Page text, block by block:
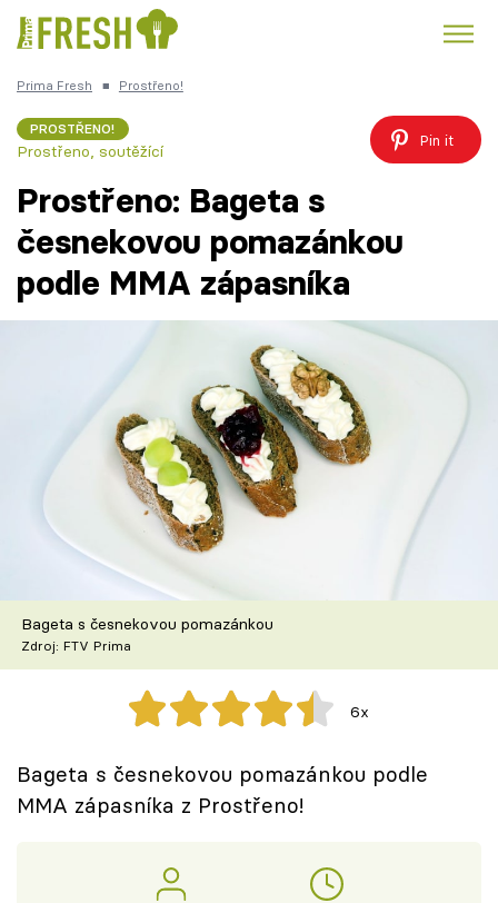
Česká kuchyně
Témata
Články
TV Program
Škola vaření
Recepty z TV
Speciál: Cuketa
Těhotnej kuchař
Přihlášení
Prima Fresh ■ Prostřeno!
PROSTŘENO!
Prostřeno, soutěžící
Pin it
Prostřeno: Bageta s
česnekovou pomazánkou
podle MMA zápasníka
Bageta s česnekovou pomazánkou
Zdroj: FTV Prima
6x
Bageta s česnekovou pomazánkou podle
MMA zápasníka z Prostřeno!